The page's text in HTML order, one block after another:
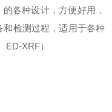
的各种设计，方便好用，
和检测过程，适用于各种
XRF）